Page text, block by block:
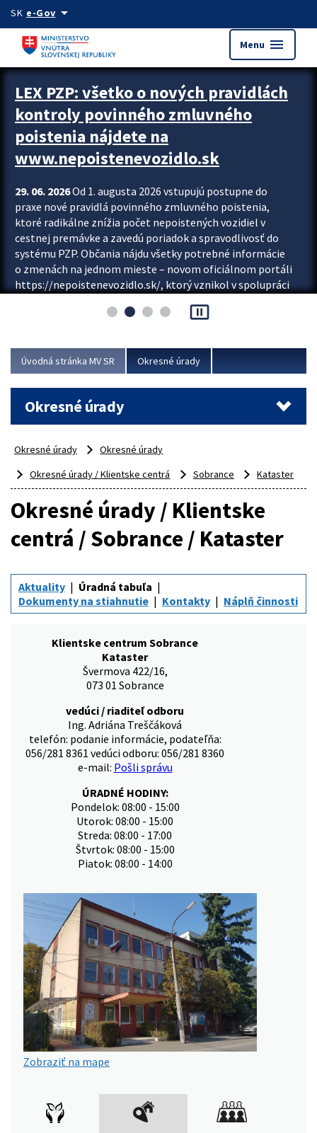
Preskocit na hlavný obsah
SK e-Govarrow_drop_down
Menu menu
Zastavit automatický posun upútavok
LEX PZP: všetko o nových pravidlách
kontroly povinného zmluvného
poistenia nájdete na
www.nepoistenevozidlo.sk
29. 06. 2026Od 1. augusta 2026 vstupujú postupne do
praxe nové pravidlá povinného zmluvného poistenia,
ktoré radikálne znížia počet nepoistených vozidiel v
cestnej premávke a zavedú poriadok a spravodlivosť do
systému PZP. Občania nájdu všetky potrebné informácie
o zmenách na jednom mieste – novom oficiálnom portáli
https://nepoistenevozidlo.sk/, ktorý vznikol v spolupráci
asociácie poisťovní (SLASPO) a Ministerstva vnútra SR.
Viac
pause_presentation
Úvodná stránka MV SR Okresné úrady
Okresné úrady
Okresné úrady
Okresné úrady
Okresné úrady / Klientske centrá
Sobrance Kataster
Okresné úrady / Klientske
centrá / Sobrance / Kataster
Aktuality
Úradná tabuľa
Dokumenty na stiahnutie
Kontakty Náplň činnosti
Klientske centrum Sobrance
Kataster
Švermova 422/16,
073 01 Sobrance
vedúci / riaditeľ odboru
Ing. Adriána Treščáková
telefón: podanie informácie, podateľňa:
056/281 8361 vedúci odboru: 056/281 8360
e-mail: Pošli správu
ÚRADNÉ HODINY:
Pondelok: 08:00 - 15:00
Utorok: 08:00 - 15:00
Streda: 08:00 - 17:00
Štvrtok: 08:00 - 15:00
Piatok: 08:00 - 14:00
Zobraziť na mape